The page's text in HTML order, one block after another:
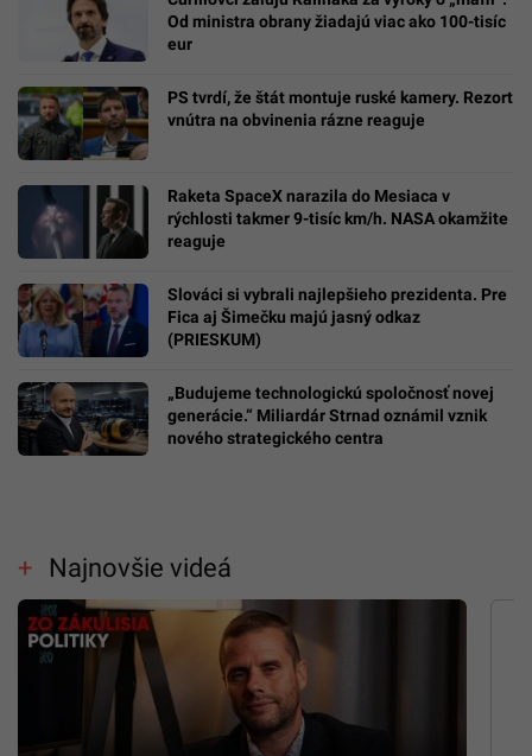
Od ministra obrany žiadajú viac ako 100-tisíc
eur
PS tvrdí, že štát montuje ruské kamery. Rezort
vnútra na obvinenia rázne reaguje
Raketa SpaceX narazila do Mesiaca v
rýchlosti takmer 9-tisíc km/h. NASA okamžite
reaguje
Slováci si vybrali najlepšieho prezidenta. Pre
Fica aj Šimečku majú jasný odkaz
(PRIESKUM)
„Budujeme technologickú spoločnosť novej
generácie.“ Miliardár Strnad oznámil vznik
nového strategického centra
Najnovšie videá